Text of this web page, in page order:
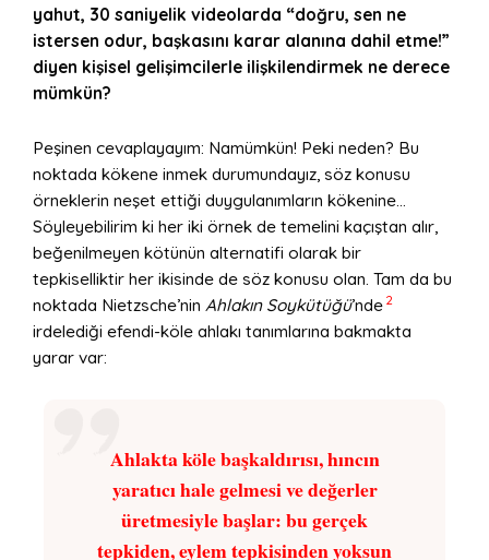
yahut, 30 saniyelik videolarda “doğru, sen ne
istersen odur, başkasını karar alanına dahil etme!”
diyen kişisel gelişimcilerle ilişkilendirmek ne derece
mümkün?
Peşinen cevaplayayım: Namümkün! Peki neden? Bu
noktada kökene inmek durumundayız, söz konusu
örneklerin neşet ettiği duygulanımların kökenine…
Söyleyebilirim ki her iki örnek de temelini kaçıştan alır,
beğenilmeyen kötünün alternatifi olarak bir
tepkiselliktir her ikisinde de söz konusu olan. Tam da bu
noktada Nietzsche’nin Ahlakın Soykütüğü’nde 2
irdelediği efendi-köle ahlakı tanımlarına bakmakta
yarar var:
Ahlakta köle başkaldırısı, hıncın
yaratıcı hale gelmesi ve değerler
üretmesiyle başlar: bu gerçek
tepkiden, eylem tepkisinden yoksun